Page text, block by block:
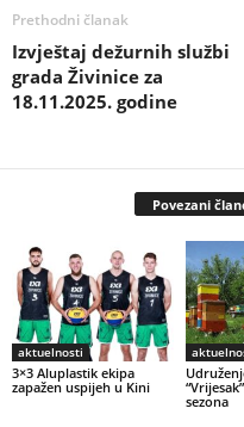
Prethodni članak
Izvještaj dežurnih službi
grada Živinice za
18.11.2025. godine
Povezani
aktuelnosti
3×3 Aluplastik ekipa
zapažen uspijeh u Kini
sezona